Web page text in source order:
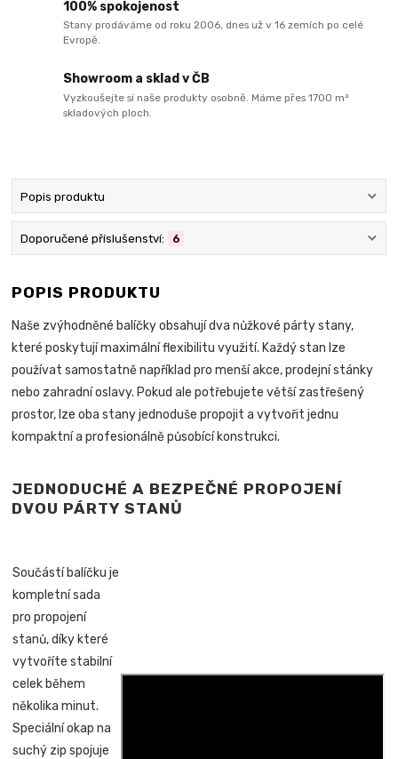
100% spokojenost
Stany prodáváme od roku 2006, dnes už v 16 zemích po celé
Evropě.
Showroom a sklad v ČB
Vyzkoušejte si naše produkty osobně. Máme přes 1700 m²
skladových ploch.
Popis produktu
Doporučené příslušenství: 6
POPIS PRODUKTU
Naše zvýhodněné balíčky obsahují dva nůžkové párty stany,
které poskytují maximální flexibilitu využití. Každý stan lze
používat samostatně například pro menší akce, prodejní stánky
nebo zahradní oslavy. Pokud ale potřebujete větší zastřešený
prostor, lze oba stany jednoduše propojit a vytvořit jednu
kompaktní a profesionálně působící konstrukci.
JEDNODUCHÉ A BEZPEČNÉ PROPOJENÍ
DVOU PÁRTY STANŮ
Součástí balíčku je
kompletní sada
pro propojení
stanů, díky které
vytvoříte stabilní
celek během
několika minut.
Speciální okap na
suchý zip spojuje